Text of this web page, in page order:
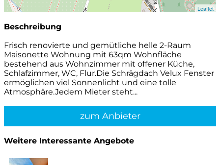
Leaflet
Beschreibung
Frisch renovierte und gemütliche helle 2-Raum
Maisonette Wohnung mit 63qm Wohnfläche
bestehend aus Wohnzimmer mit offener Küche,
Schlafzimmer, WC, Flur.Die Schrägdach Velux Fenster
ermöglichen viel Sonnenlicht und eine tolle
Atmosphäre.Jedem Mieter steht...
zum Anbieter
Weitere Interessante Angebote